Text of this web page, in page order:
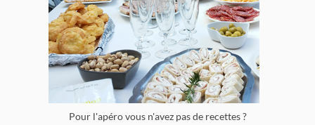
Pour l'apéro vous n'avez pas de recettes ?